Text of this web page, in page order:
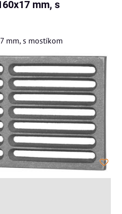
mm, s
mm, s mostíkom